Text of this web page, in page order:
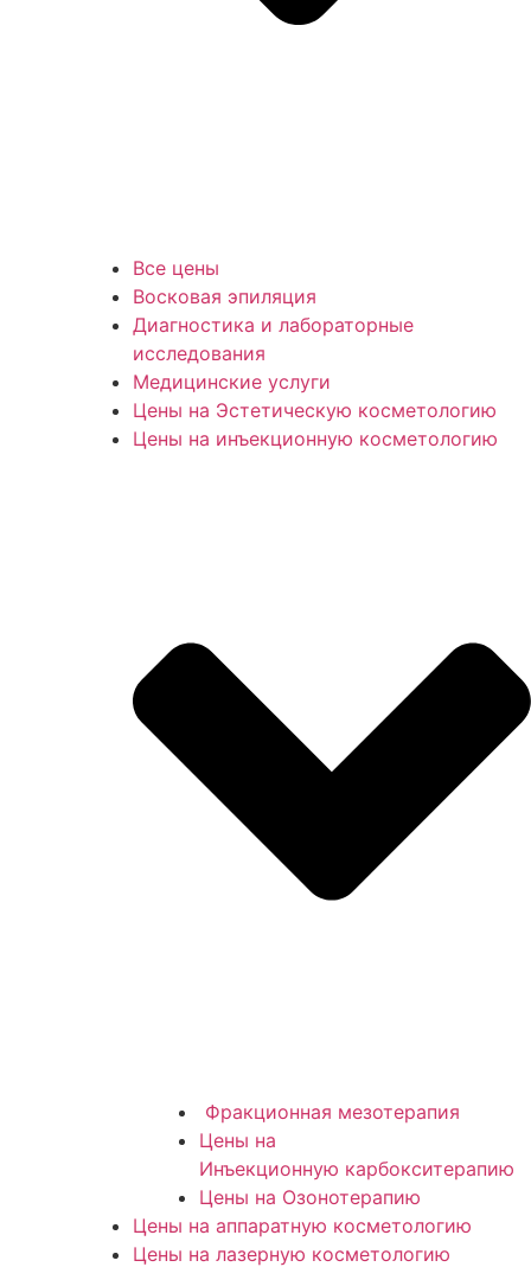
Все цены
Восковая эпиляция
Диагностика и лабораторные
исследования
Медицинские услуги
Цены на Эстетическую косметологию
Цены на инъекционную косметологию
Фракционная мезотерапия
Цены на
Инъекционную карбокситерапию
Цены на Озонотерапию
Цены на аппаратную косметологию
Цены на лазерную косметологию